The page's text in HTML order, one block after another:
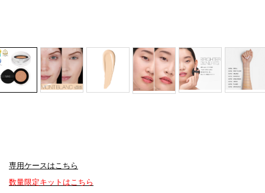
reflecting-
専用ケースはこちら
数量限定キットはこちら